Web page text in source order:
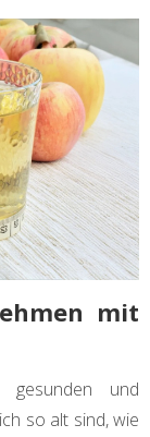
mit
und
so alt sind, wie